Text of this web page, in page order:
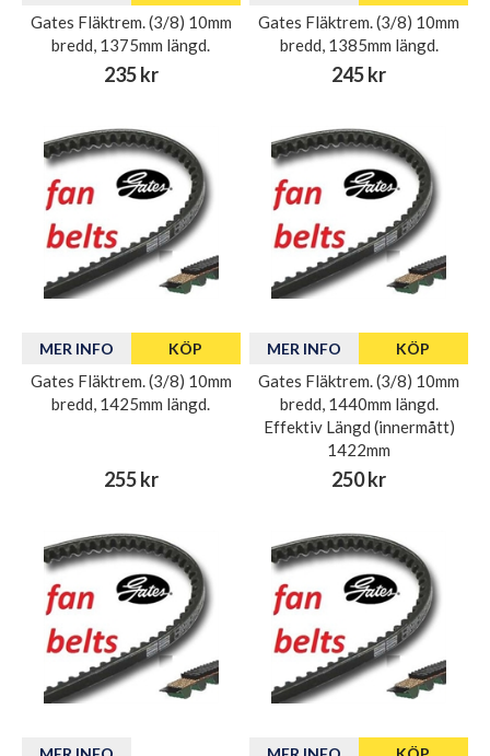
Gates Fläktrem. (3/8) 10mm
bredd, 1375mm längd.
235 kr
Gates Fläktrem. (3/8) 10mm
bredd, 1385mm längd.
245 kr
MER INFO KÖP
Gates Fläktrem. (3/8) 10mm
bredd, 1425mm längd.
255 kr
MER INFO KÖP
Gates Fläktrem. (3/8) 10mm
bredd, 1440mm längd.
Effektiv Längd (innermått)
1422mm
250 kr